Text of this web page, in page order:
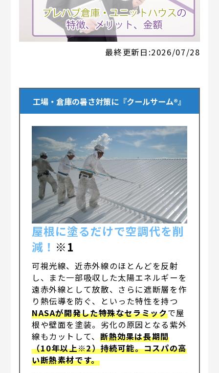
最終更新日:2026/07/28
工場・倉庫の暑さ対策に『クールサーム®』
屋根に塗るだけで空調代を削
減！ ※1
可視光線、近赤外線のほとんどを反射
し、また一部吸収した太陽エネルギーを
遠赤外線として放散、さらに遮断層を作
り熱伝導を防ぐ、といった特性を持つ
NASAが開発した特殊なセラミックで屋
根や壁面を塗装。劣化の原因となる紫外
線もカットして、 断熱効果は長期間
（10年以上※2）持続可能。コスパの高
い断熱素材です。